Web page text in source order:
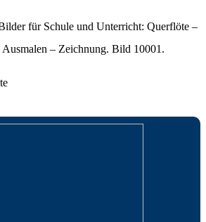
für Schule und Unterricht: Querflöte –
– Zeichnung. Bild 10001.